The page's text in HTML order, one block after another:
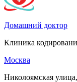
Домашний доктор
Клиника
Москва
Николоямская